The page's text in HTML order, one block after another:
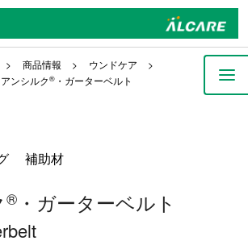
商品情報
ウンドケア
アンシルク®・ガーターベルト
補助材
®・ガーターベルト